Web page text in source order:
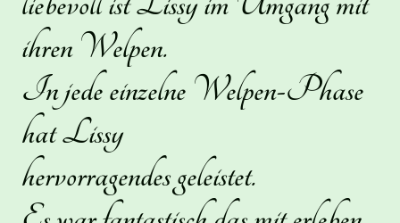
ihren Welpen.
In jede einzelne Welpen-Phase
hat Lissy
hervorragendes geleistet.